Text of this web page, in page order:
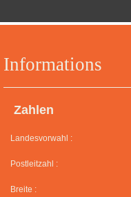
Informations
Zahlen
Landesvorwahl :
Postleitzahl :
Breite :